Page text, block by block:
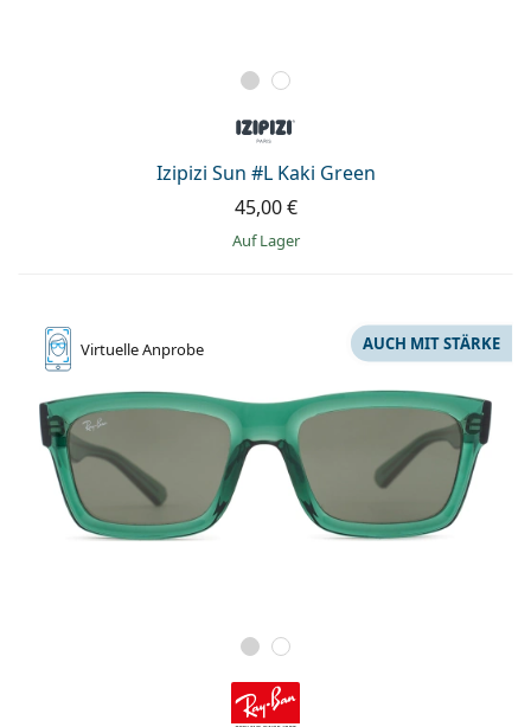
Izipizi Sun #L Kaki Green
45,00 €
auf Lager
VirtuelleAnprobe AUCH MIT STÄRKE